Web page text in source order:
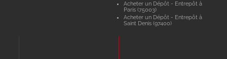
Acheter un Dépôt - Entrepôt à
Paris (75003)
Acheter un Dépôt - Entrepôt à
Saint Denis (97400)